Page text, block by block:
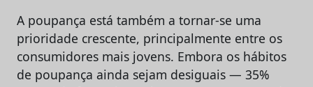
A poupança está também a tornar-se uma
prioridade crescente, principalmente entre os
consumidores mais jovens. Embora os hábitos
de poupança ainda sejam desiguais — 35%